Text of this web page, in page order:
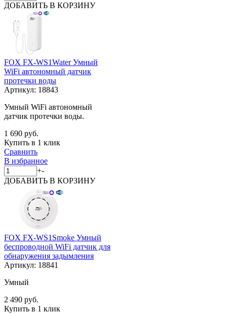
ДОБАВИТЬ В КОРЗИНУ
FOX FX-WS1Water Умный
WiFi автономный датчик
протечки воды
Артикул: 18843
Умный WiFi автономный
датчик протечки воды.
1 690 руб.
Купить в 1 клик
Сравнить
В избранное
+-
ДОБАВИТЬ В КОРЗИНУ
FOX FX-WS1Smoke Умный
беспроводной WiFi датчик для
обнаружения задымления
Артикул: 18841
Умный
2 490 руб.
Купить в 1 клик